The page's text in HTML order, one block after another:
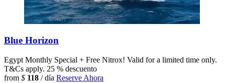
Blue Horizon
Egypt Monthly Special + Free Nitrox! Valid for a limited time only.
T&Cs apply. 25 % descuento
from $ 118 / día Reserve Ahora